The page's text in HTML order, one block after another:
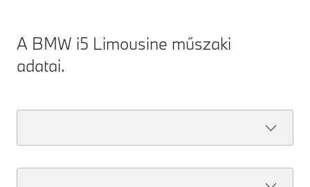
A BMW i5 Limousine műszaki
adatai.